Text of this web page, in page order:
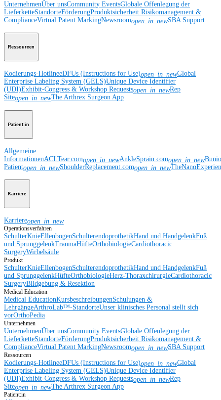
UnternehmenÜber unsCommunity EventsGlobale Offenlegung der
LieferketteStandorteFörderungProduktsicherheit Risikomanagement &
ComplianceVirtual Patent MarkingNewsroomopen_in_newSBA Support
Ressourcen
Kodierungs-HotlineeDFUs (Instructions for Use)open_in_newGlobal
Enterprise Labeling System (GELS)Unique Device Identifier
(UDI)Exhibit-Congress & Workshop Requestsopen_in_newRep
Siteopen_in_newThe Arthrex Surgeon App
Patient:in
Allgemeine
InformationenACLTear.comopen_in_newAnkleSprain.comopen_in_new
Patientopen_in_newShoulderReplacement.comopen_in_new
Karriere
Karriereopen_in_new
Operationsverfahren
SchulterKnieEllenbogenSchulterendoprothetikHand und HandgelenkFuß
und SprunggelenkTraumaHüfteOrthobiologieCardiothoracic
SurgeryWirbelsäule
Produkt
SchulterKnieEllenbogenSchulterendoprothetikHand und HandgelenkFuß
und SprunggelenkHüfteOrthobiologieHerz-ThoraxchirurgieCardiothoracic
SurgeryBildgebung & Resektion
Medical Education
Medical EducationKursbeschreibungenSchulungen &
LehrgängeArthroLab™-StandorteUnser klinisches Personal stellt sich
vorOrthoPedia
Unternehmen
UnternehmenÜber unsCommunity EventsGlobale Offenlegung der
LieferketteStandorteFörderungProduktsicherheit Risikomanagement &
ComplianceVirtual Patent MarkingNewsroomopen_in_newSBA Support
Ressourcen
Kodierungs-HotlineeDFUs (Instructions for Use)open_in_newGlobal
Enterprise Labeling System (GELS)Unique Device Identifier
(UDI)Exhibit-Congress & Workshop Requestsopen_in_newRep
Siteopen_in_newThe Arthrex Surgeon App
Patient:in